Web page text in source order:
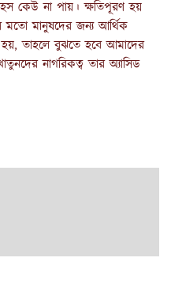
কেউ না পায়। ক্ষতিপূরণ হয়
মতো মানুষদের জন্য আর্থিক
তাহলে বুঝতে হবে আমাদের
নাগরিকত্ব তার অ্যাসিড